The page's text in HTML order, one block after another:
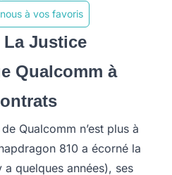
à vos favoris
Justice
Qualcomm à
Qualcomm n’est plus à
810 a écorné la
quelques années), ses